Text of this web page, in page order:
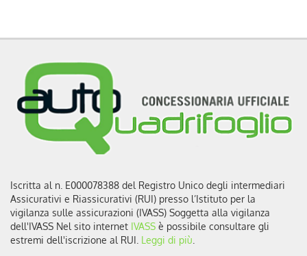
Listino
50.120 €
Versione
(98kWh) Long Range Allure
(230 CV)
cambio
Automatico
alimentazione
PREVENTIVO
Versione
5008 motore elettrico
(73kWh) GT (210 CV)
cambio
Automatico
elettrica
Iscritta al n. E000078388 del Registro Unico degli intermediari
Assicurativi e Riassicurativi (RUI) presso l’Istituto per la
vigilanza sulle assicurazioni (IVASS) Soggetta alla vigilanza
dell'IVASS Nel sito internet IVASS è possibile consultare gli
estremi dell'iscrizione al RUI. Leggi di più